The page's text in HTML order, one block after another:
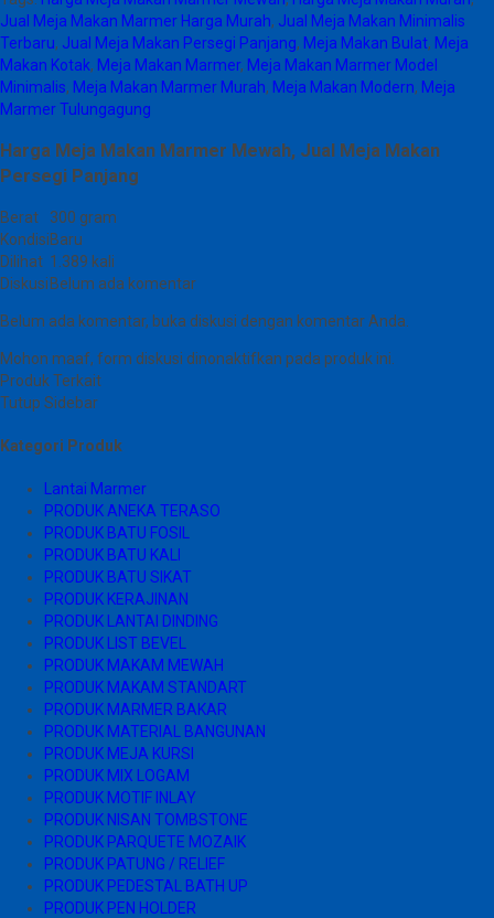
Jual Meja Makan Marmer Harga Murah, Jual Meja Makan Minimalis
Terbaru, Jual Meja Makan Persegi Panjang, Meja Makan Bulat, Meja
Makan Kotak, Meja Makan Marmer, Meja Makan Marmer Model
Minimalis, Meja Makan Marmer Murah, Meja Makan Modern, Meja
Marmer Tulungagung
Harga Meja Makan Marmer Mewah, Jual Meja Makan
Persegi Panjang
Berat
300 gram
KondisiBaru
Dilihat 1.389 kali
Diskusi Belum ada komentar
Belum ada komentar, buka diskusi dengan komentar Anda.
Mohon maaf, form diskusi dinonaktifkan pada produk ini.
Produk Terkait
Tutup Sidebar
Kategori Produk
Lantai Marmer
PRODUK ANEKA TERASO
PRODUK BATU FOSIL
PRODUK BATU KALI
PRODUK BATU SIKAT
PRODUK KERAJINAN
PRODUK LANTAI DINDING
PRODUK LIST BEVEL
PRODUK MAKAM MEWAH
PRODUK MAKAM STANDART
PRODUK MARMER BAKAR
PRODUK MATERIAL BANGUNAN
PRODUK MEJA KURSI
PRODUK MIX LOGAM
PRODUK MOTIF INLAY
PRODUK NISAN TOMBSTONE
PRODUK PARQUETE MOZAIK
PRODUK PATUNG / RELIEF
PRODUK PEDESTAL BATH UP
PRODUK PEN HOLDER